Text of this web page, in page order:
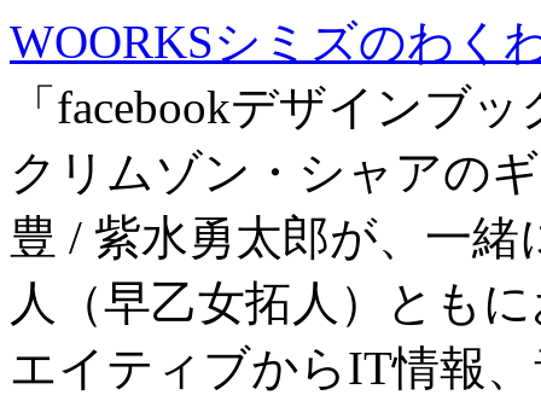
WOORKSシミズのわく
「facebookデザインブ
クリムゾン・シャアの
豊 / 紫水勇太郎が、一
人（早乙女拓人）とも
エイティブからIT情報